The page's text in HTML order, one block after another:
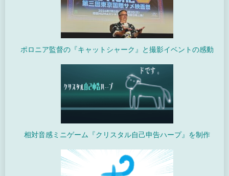
ポロニア監督の『キャットシャーク』と撮影イベントの感動
相対音感ミニゲーム『クリスタル自己申告ハープ』を制作